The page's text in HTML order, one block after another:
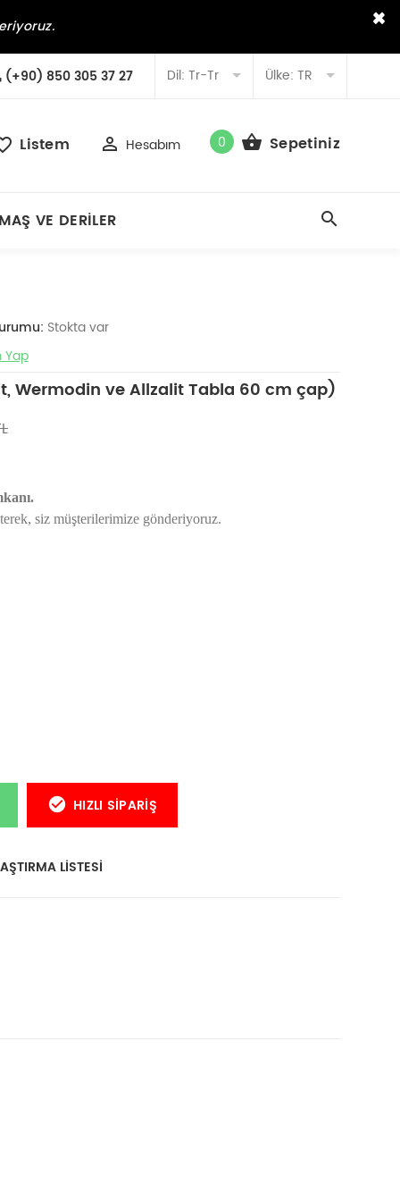
×
(+90) 850 305 37 27 Dil: Tr-Tr Ülke: TR
Listem Hesabım 0 Sepetiniz
VE DERILER
Stokta var
Yap
Wermodin ve Allzalit Tabla 60 cm çap)
siz müşterilerimize gönderiyoruz.
HIZLI SIPARIŞ
LISTESI